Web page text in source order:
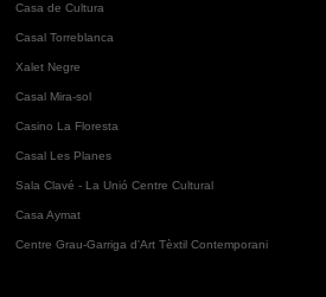
Casa de Cultura
Casal Torreblanca
Xalet Negre
Casal Mira-sol
Casino La Floresta
Casal Les Planes
Sala Clavé - La Unió Centre Cultural
Casa Aymat
Centre Grau-Garriga d'Art Tèxtil Contemporani